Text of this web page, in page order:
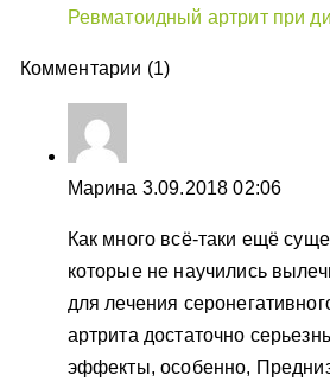
Ревматоидный артрит при
Комментарии (1)
Марина 3.09.2018 02:06
Как много всё-таки ещё
которые не научились
для лечения
артрита достаточно
эффекты, особенно,